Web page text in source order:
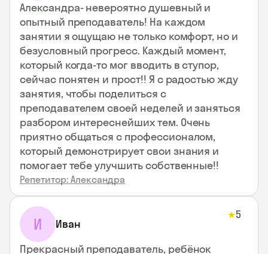
Александра- невероятно душевный и
опытный преподаватель! На каждом
занятии я ощущаю не только комфорт, но и
безусловный прогресс. Каждый момент,
который когда-то мог вводить в ступор,
сейчас понятен и прост!! Я с радостью жду
занятия, чтобы поделиться с
преподавателем своей неделей и заняться
разбором интереснейших тем. Очень
приятно общаться с профессионалом,
который демонстрирует свои знания и
помогает тебе улучшить собственные!!
Репетитор: Александра
И Иван
★5
Прекрасный преподаватель, ребёнок